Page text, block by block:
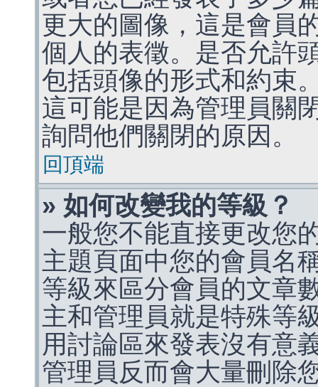
更大的圖像，這是會員
個人的表徵。是否允許
包括頭像的形式和約束
這可能是因為管理員關
詢問他們關閉的原因。
回頂端
» 如何改變我的等級？
一般您不能直接更改您
主題頁面中您的會員名
等級來區分會員的文章
主和管理員就是特殊等
用討論區來發表沒有意
管理員反而會大量刪除